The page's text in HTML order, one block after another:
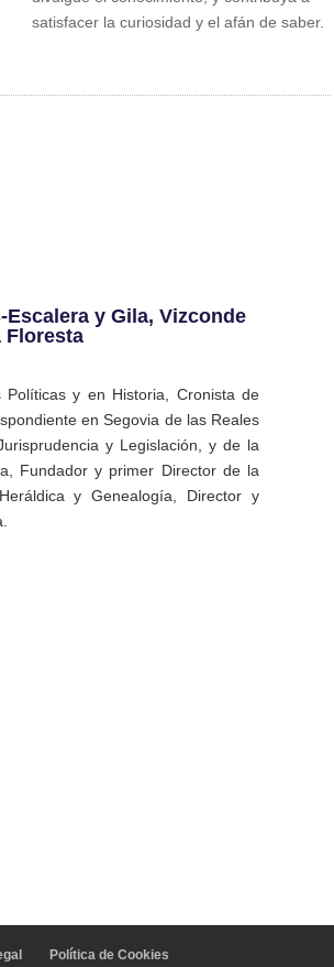
satisfacer la curiosidad y el afán de saber.
y Gila, Vizconde
Floresta
y en Historia, Cronista de
en Segovia de las Reales
y Legislación, y de la
Fundador y primer Director de la
y Genealogía, Director y
Política de Cookies